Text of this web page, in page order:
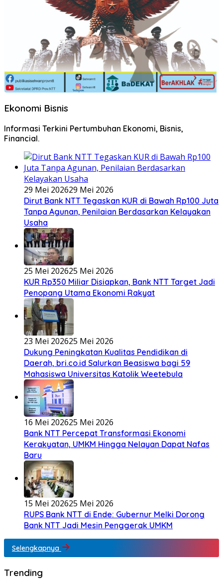
Ekonomi Bisnis
Informasi Terkini Pertumbuhan Ekonomi, Bisnis,
Financial.
29 Mei 202629 Mei 2026
Dirut Bank NTT Tegaskan KUR di Bawah Rp100 Juta
Tanpa Agunan, Penilaian Berdasarkan Kelayakan
Usaha
25 Mei 202625 Mei 2026
KUR Rp350 Miliar Disiapkan, Bank NTT Target Jadi
Penopang Utama Ekonomi Rakyat
23 Mei 202625 Mei 2026
Dukung Peningkatan Kualitas Pendidikan di
Daerah, bri.co.id Salurkan Beasiswa bagi 59
Mahasiswa Universitas Katolik Weetebula
16 Mei 202625 Mei 2026
Bank NTT Percepat Transformasi Ekonomi
Kerakyatan, UMKM Hingga Nelayan Dapat Nafas
Baru
15 Mei 202625 Mei 2026
RUPS Bank NTT di Ende: Gubernur Melki Dorong
Bank NTT Jadi Mesin Penggerak UMKM
Selengkapnya
Trending